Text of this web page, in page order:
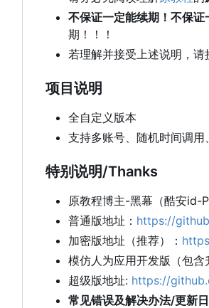
不保证一定能续期！不保
期！！！
若理解并接受上述说明，请
项目说明
全自定义版本
支持多账号、随机时间调
特别说明/Thanks
原教程博主-黑幕（酷安id-
普通版地址： https://
加密版地址（推荐）：
模仿人为应用开发版（包含
超级版地址: https://
常见错误及解决办法/更新